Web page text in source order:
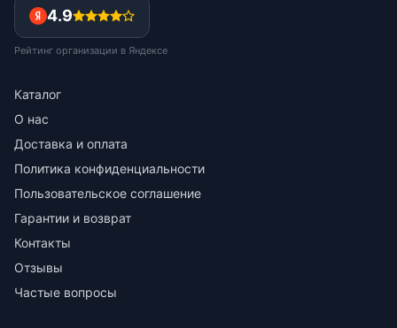
4.9
Рейтинг организации в Яндексе
Каталог
О нас
Доставка и оплата
Политика конфиденциальности
Пользовательское соглашение
Гарантии и возврат
Контакты
Отзывы
Частые вопросы